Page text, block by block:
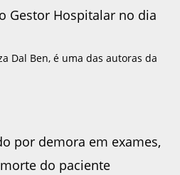
Gestor Hospitalar no dia
Dal Ben, é uma das autoras da
por demora em exames,
do paciente